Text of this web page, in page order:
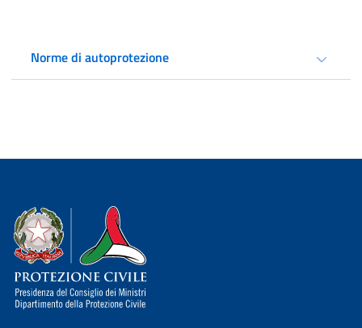
Norme di autoprotezione
Dipartimento della Protezione Civile